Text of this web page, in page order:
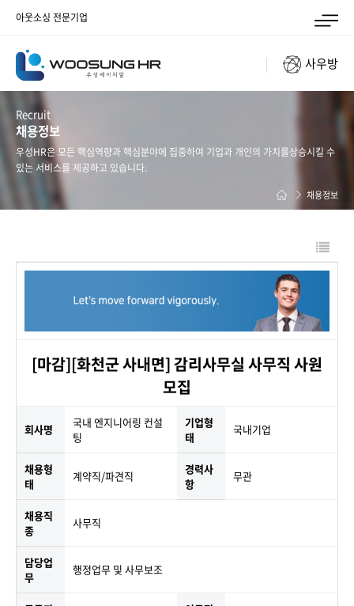
아웃소싱 전문기업
사우방
Recruit
채용정보
우성HR은 모든 핵심역량과 핵심분야에 집중하여 기업과 개인의 가치를상승시킬 수
있는 서비스를 제공하고 있습니다.
채용정보
[마감][화천군 사내면] 감리사무실 사무직 사원
모집
회사명
국내 엔지니어링 컨설
팅
기업형
태
국내기업
채용형
태
계약직/파견직
경력사
항
무관
채용직
종
사무직
담당업
무
행정업무 및 사무보조